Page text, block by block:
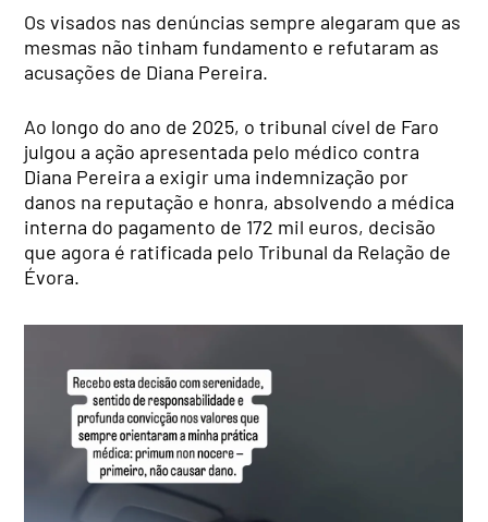
Os visados nas denúncias sempre alegaram que as
mesmas não tinham fundamento e refutaram as
acusações de Diana Pereira.
Ao longo do ano de 2025, o tribunal cível de Faro
julgou a ação apresentada pelo médico contra
Diana Pereira a exigir uma indemnização por
danos na reputação e honra, absolvendo a médica
interna do pagamento de 172 mil euros, decisão
que agora é ratificada pelo Tribunal da Relação de
Évora.